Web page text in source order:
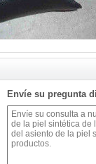
Envíe su pregunta